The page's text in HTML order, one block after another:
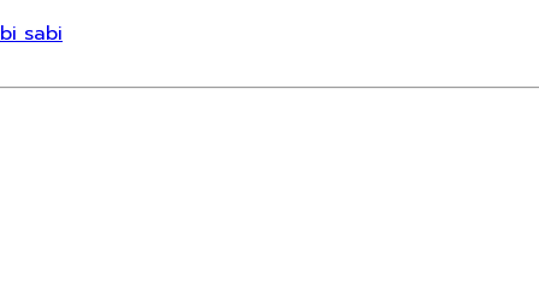
sabi